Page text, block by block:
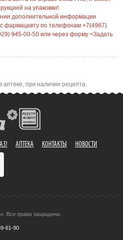
на упаковки!
дополнительной информации
фармацевту по телефонам +7(4967)
945-00-50 или через форму <Задать
аптеке, при наличии рецепта.
АПТЕКА КОНТАКТЫ НОВОСТИ
Все права защищены.
61-90